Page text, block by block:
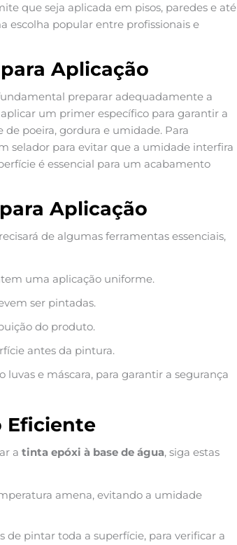
que seja aplicada em pisos, paredes e até
escolha popular entre profissionais e
Aplicação
preparar adequadamente a
um primer específico para garantir a
poeira, gordura e umidade. Para
selador para evitar que a umidade interfira
é essencial para um acabamento
Aplicação
de algumas ferramentas essenciais,
uma aplicação uniforme.
ser pintadas.
do produto.
antes da pintura.
e máscara, para garantir a segurança
Eficiente
a tinta epóxi à base de água, siga estas
amena, evitando a umidade
pintar toda a superfície, para verificar a